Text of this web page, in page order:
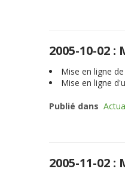
2005-10-02
Mise en ligne de
Mise en ligne
Publié dans
2005-11-02